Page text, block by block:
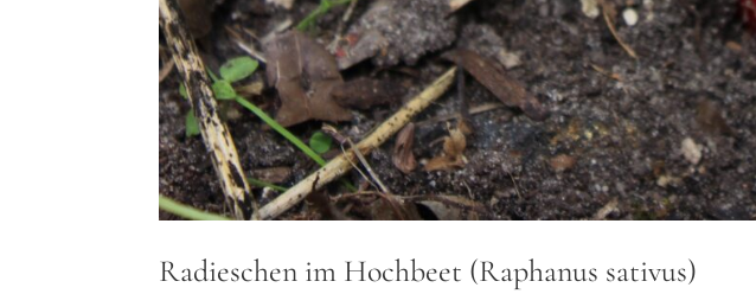
Radieschen im Hochbeet (Raphanus sativus)